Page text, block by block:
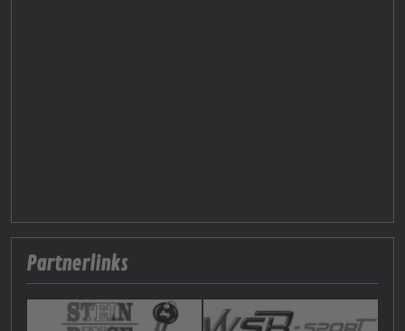
Partnerlinks